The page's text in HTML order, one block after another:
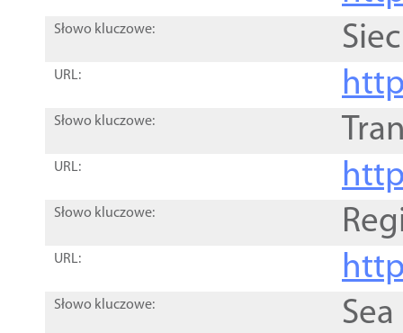
Słowo kluczowe:
URL:
Słowo kluczowe:
URL:
Słowo kluczowe:
URL:
Słowo kluczowe: